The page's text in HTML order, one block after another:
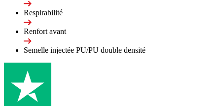
Respirabilité
Renfort avant
Semelle injectée PU/PU double densité